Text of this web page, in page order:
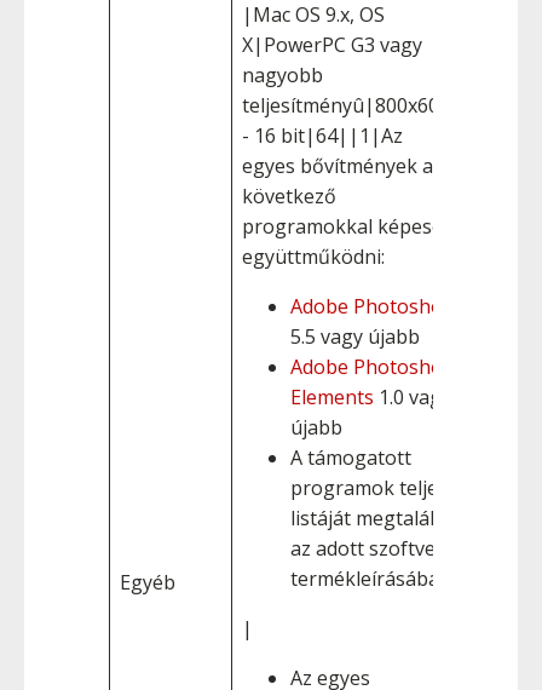
Egyéb
|Mac OS 9.x, OS
X|PowerPC G3 vagy
nagyobb
teljesítményû|800x600
- 16 bit|64||1|Az
egyes bővítmények a
következő
programokkal képesek
együttműködni:
Adobe Photoshop
5.5 vagy újabb
Adobe Photoshop
Elements 1.0 vagy
újabb
A támogatott
programok teljes
listáját megtalálja
az adott szoftver
termékleírásában.
|
Az egyes